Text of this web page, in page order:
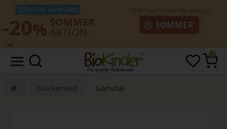
Nur für kurze Zeit!
SOMMER
0
Markenwelt Gamcha